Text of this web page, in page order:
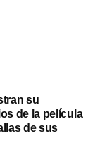
su
de la película
de sus